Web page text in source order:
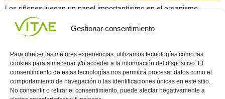
Gestionar consentimiento
Para ofrecer las mejores experiencias, utilizamos tecnologías como las
cookies para almacenar y/o acceder a la información del dispositivo. El
consentimiento de estas tecnologías nos permitirá procesar datos como el
comportamiento de navegación o las identificaciones únicas en este sitio.
No consentir o retirar el consentimiento, puede afectar negativamente a
Los riñones juegan un papel importantísimo en el organismo
porque son los filtros que nos mantienen desintoxicados,
igualmente las nefronas de los riñones permiten la absorción de las
crecer, por lo tanto, cualquier afección que sufran sus riñones
repercutirá de manera general en su salud. Una de […]
Conocenos
Vitae
Política
de
(+34)
935